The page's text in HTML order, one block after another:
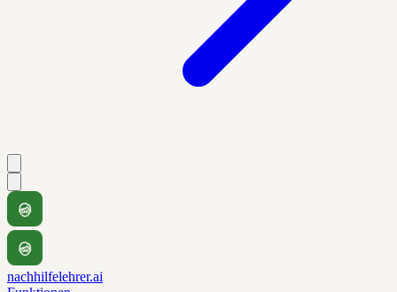
nachhilfelehrer.ai